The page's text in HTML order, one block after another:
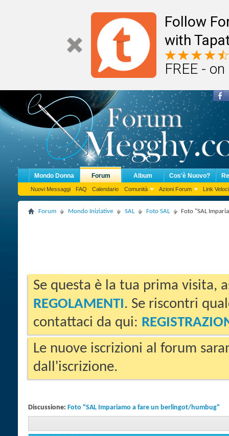
Follow
with
FREE -
Mondo Donna Forum
Nuovi Messaggi FAQ Calendario Comunità Azioni Forum Link Veloci
Album Cos'è Nuovo?
Forum Mondo Iniziative SAL Foto SAL Foto "SAL
Se questa è la tua prima visita,
REGOLAMENTI. Se riscontri
contattaci da qui:
Le nuove iscrizioni al forum
dall'iscrizione.
Discussione: Foto "SAL Impariamo a fare un berlingot/humbug"